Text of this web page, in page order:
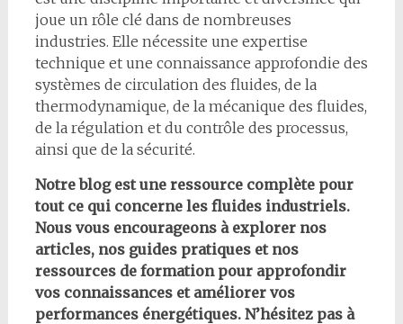
joue un rôle clé dans de nombreuses
industries. Elle nécessite une expertise
technique et une connaissance approfondie des
systèmes de circulation des fluides, de la
thermodynamique, de la mécanique des fluides,
de la régulation et du contrôle des processus,
ainsi que de la sécurité.
Notre blog est une ressource complète pour
tout ce qui concerne les fluides industriels.
Nous vous encourageons à explorer nos
articles, nos guides pratiques et nos
ressources de formation pour approfondir
vos connaissances et améliorer vos
performances énergétiques. N’hésitez pas à